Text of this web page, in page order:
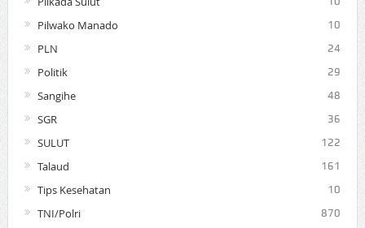
Pilwako Manado 10
PLN 24
Politik 29
Sangihe 48
SGR 36
SULUT 122
Talaud 161
Tips Kesehatan 10
TNI/Polri 870